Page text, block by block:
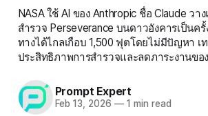
NASA ใช้ AI ของ Anthropic ชื่อ Claude วา
สำรวจ Perseverance บนดาวอังคารเป็นค
ทางได้ไกลเกือบ 1,500 ฟุตโดยไม่มีปัญหา เ
ประสิทธิภาพการสำรวจและลดภาระงานข
Prompt Expert
Feb 13, 2026 —1 min read